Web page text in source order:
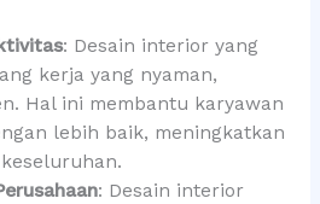
: Desain interior yang
kerja yang nyaman,
Hal ini membantu karyawan
lebih baik, meningkatkan
: Desain interior